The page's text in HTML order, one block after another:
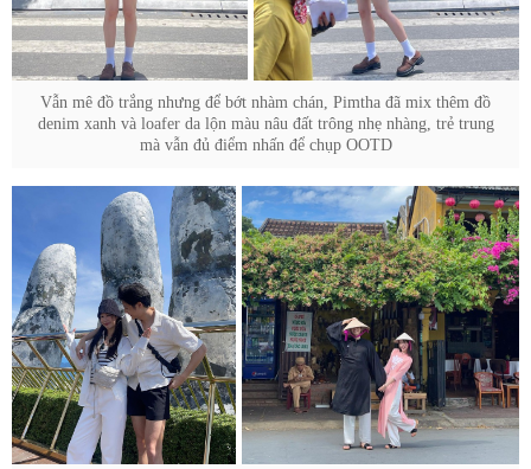
Vẫn mê đồ trắng nhưng để bớt nhàm chán, Pimtha đã mix thêm đồ
denim xanh và loafer da lộn màu nâu đất trông nhẹ nhàng, trẻ trung
mà vẫn đủ điểm nhấn để chụp OOTD